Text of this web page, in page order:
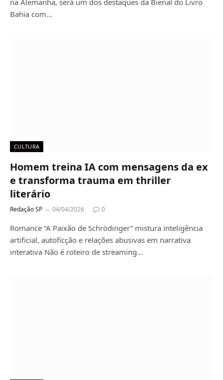
Bahia com…
CULTURA
Homem treina IA com mensagens da ex
e transforma trauma em thriller
literário
Redação SP 04/04/2026 0
Romance “A Paixão de Schrödinger” mistura inteligência
artificial, autoficção e relações abusivas em narrativa
interativa Não é roteiro de streaming…